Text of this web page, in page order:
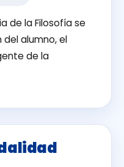
de la Filosofía se
alumno, el
de la